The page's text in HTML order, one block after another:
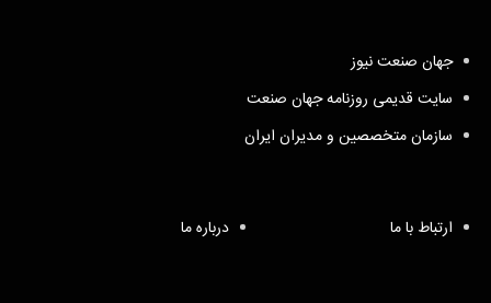
جهان صنعت نیوز
سایت قدیمی روزنامه جهان صنعت
سازمان متخصصین و مدیران ایران
ارتباط با ما درباره ما